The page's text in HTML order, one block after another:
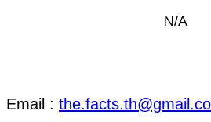
N/A
Email :